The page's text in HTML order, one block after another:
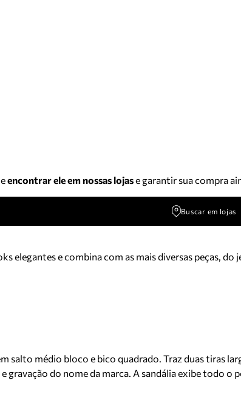
encontrar ele em nossas lojase garantir sua compra
Buscar em lojas
elegantes e combina com as mais diversas peças,
salto médio bloco e bico quadrado. Traz duas tiras
gravação do nome da marca. A sandália exibe todo o